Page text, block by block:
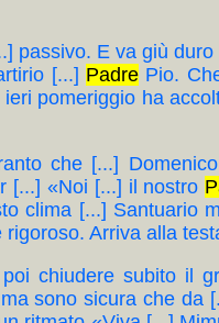
passivo. E va giù
[...] PadrePio.
pomeriggio ha
che [...]
[...] «Noi [...] il nostro
clima [...] Santuario
Arriva alla
chiudere subito il
sono sicura che da